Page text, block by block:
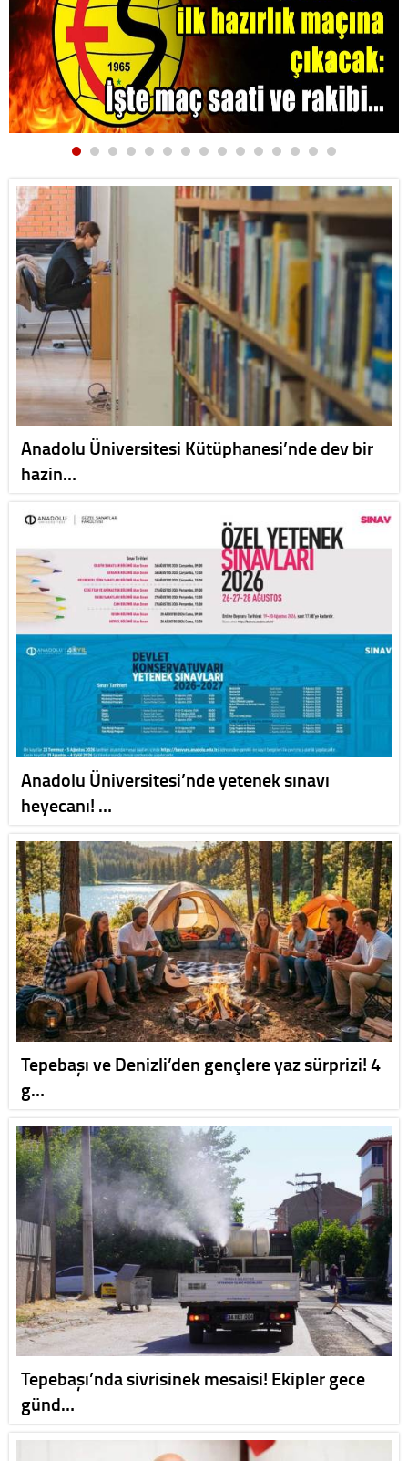
Anadolu Üniversitesi Kütüphanesi’nde dev bir
hazin…
Anadolu Üniversitesi’nde yetenek sınavı
heyecanı! …
Tepebaşı ve Denizli’den gençlere yaz sürprizi! 4
g…
Tepebaşı’nda sivrisinek mesaisi! Ekipler gece
günd…